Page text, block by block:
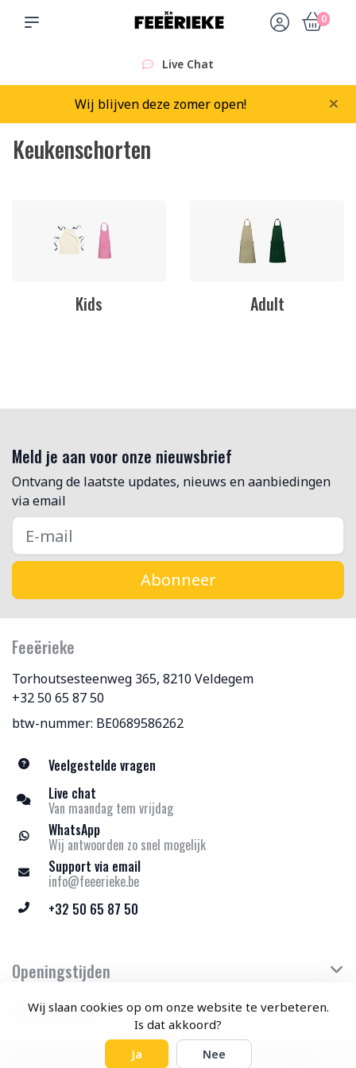
Wij slaan cookies op om onze website te verbeteren.
Is dat akkoord?
Ja Nee
0
Live Chat
Wij blijven deze zomer open! ×
Keukenschorten
Kids Adult
Meld je aan voor onze nieuwsbrief
Ontvang de laatste updates, nieuws en aanbiedingen
via email
Abonneer
Feeërieke
Torhoutsesteenweg 365, 8210 Veldegem
+32 50 65 87 50
btw-nummer: BE0689586262
Veelgestelde vragen
Live chat
Van maandag tem vrijdag
WhatsApp
Wij antwoorden zo snel mogelijk
Support via email
info@feeerieke.be
+32 50 65 87 50
Openingstijden
Klantenservice
© Copyright 2026 Feeërieke - Theme by